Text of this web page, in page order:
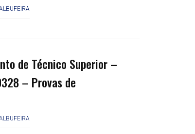
de Técnico Superior –
– Provas de